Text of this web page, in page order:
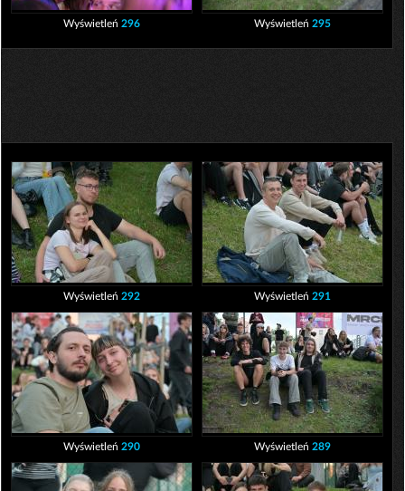
Wyświetleń 296 Wyświetleń 295
Wyświetleń 292 Wyświetleń 291
Wyświetleń 290 Wyświetleń 289